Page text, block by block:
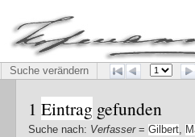
Suche verändern
1 Eintrag gefunden
Suche nach: Verfasser= Gilbert